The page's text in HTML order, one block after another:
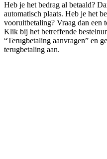
Heb je het bedrag al betaald?
automatisch plaats. Heb je het
vooruitbetaling? Vraag dan een
Klik bij het betreffende
“Terugbetaling aanvragen” en
terugbetaling aan.